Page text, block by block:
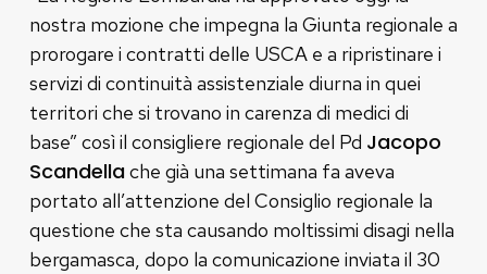
nostra mozione che impegna la Giunta regionale a
prorogare i contratti delle USCA e a ripristinare i
servizi di continuità assistenziale diurna in quei
territori che si trovano in carenza di medici di
base” così il consigliere regionale del Pd Jacopo
Scandellache già una settimana fa aveva
portato all’attenzione del Consiglio regionale la
questione che sta causando moltissimi disagi nella
bergamasca, dopo la comunicazione inviata il 30